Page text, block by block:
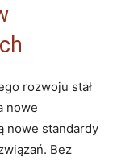
rozwoju stał
nowe
nowe standardy
Bez